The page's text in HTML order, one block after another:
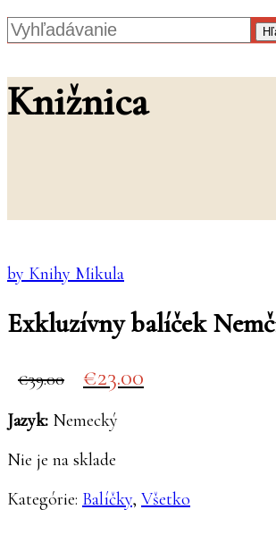
Knižnica
by Knihy Mikula
Exkluzívny balíček
39.00
Original
price
was:
€39.00.
23.00
price
Jazyk: Nemecký
Nie je na sklade
Kategórie: Balíčky, Všetko